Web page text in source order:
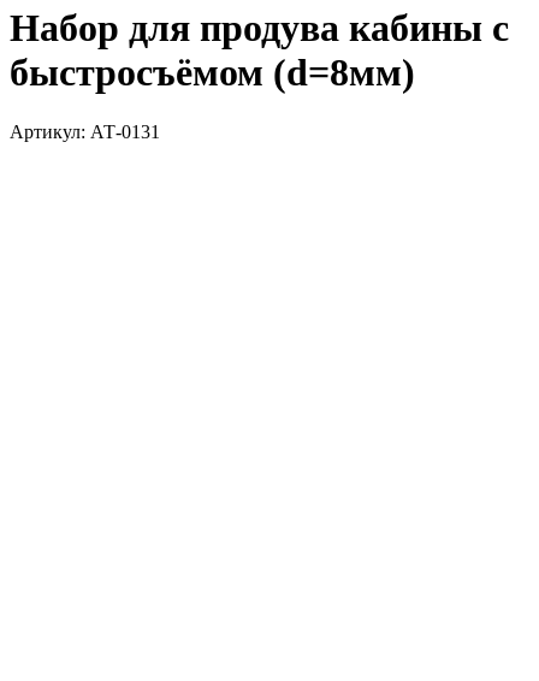
Набор для продува кабины с
быстросъёмом (d=8мм)
Артикул: АТ-0131